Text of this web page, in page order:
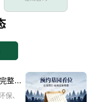
中华永久陵园生态墓碑入门级方案：完整报价与一站式服务打包特惠解析
保、